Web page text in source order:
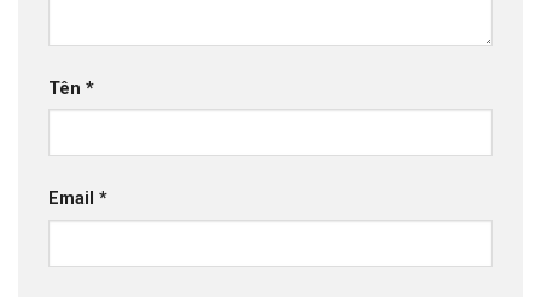
Tên *
Email *